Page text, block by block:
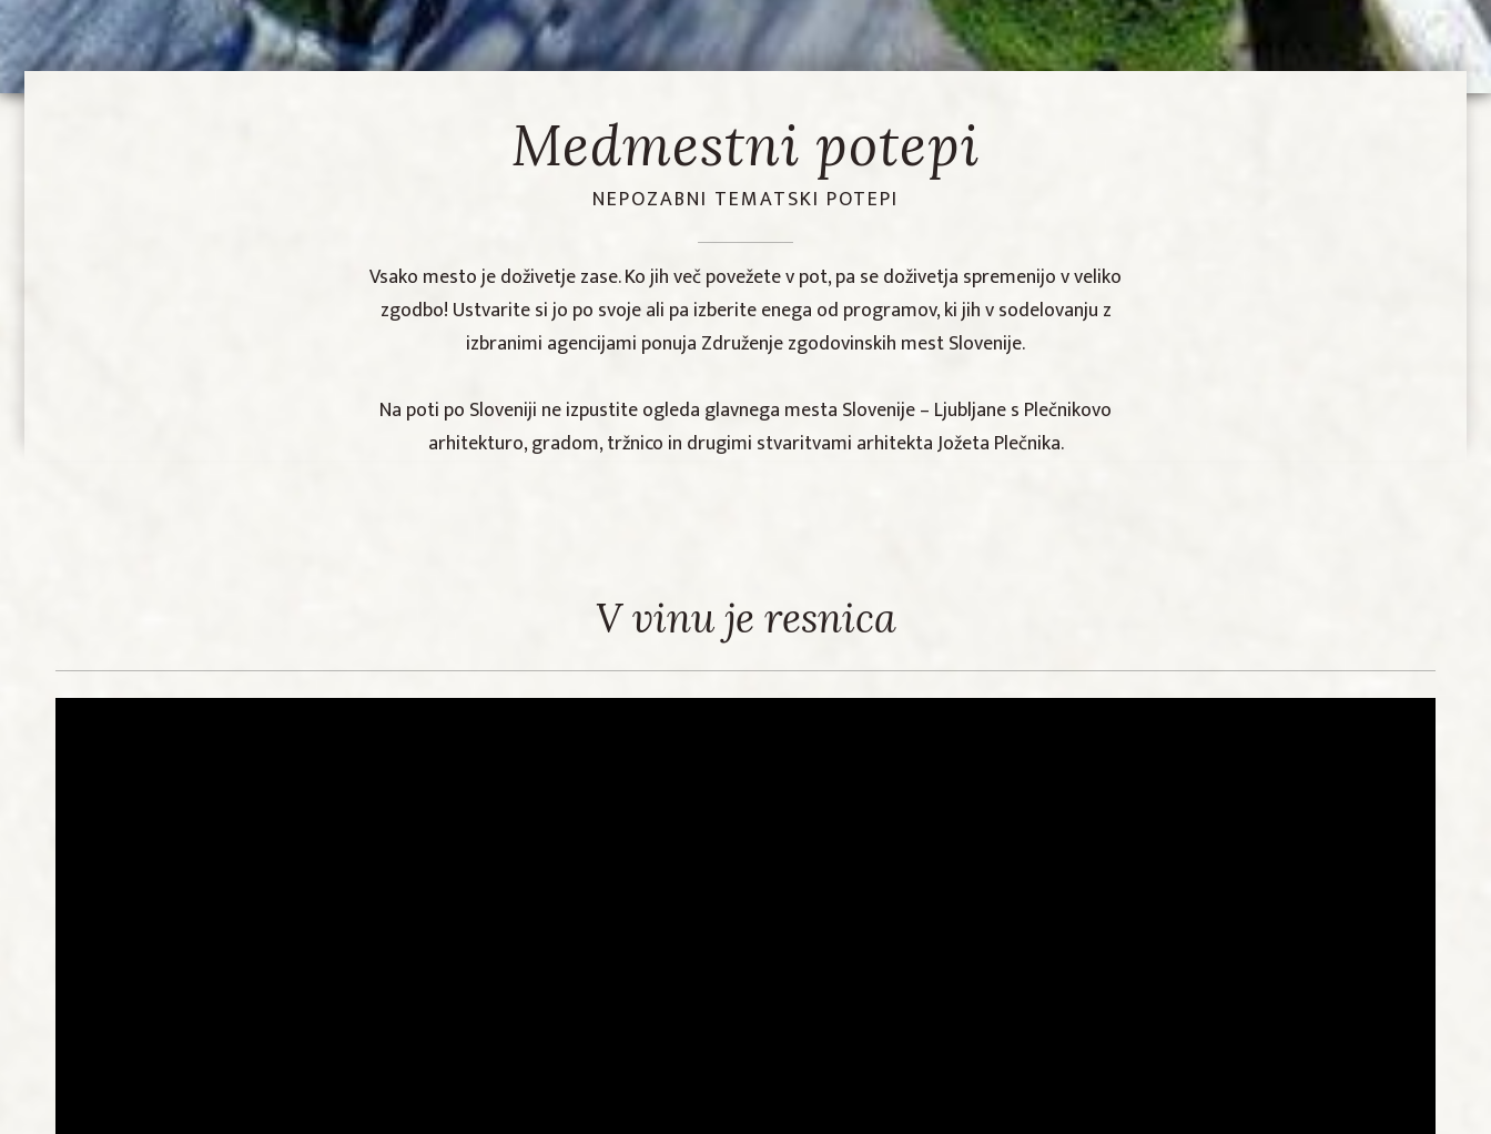
Medmestni potepi
NEPOZABNI TEMATSKI POTEPI
Vsako mesto je doživetje zase. Ko jih več povežete v pot, pa se doživetja spremenijo v veliko
zgodbo! Ustvarite si jo po svoje ali pa izberite enega od programov, ki jih v sodelovanju z
izbranimi agencijami ponuja Združenje zgodovinskih mest Slovenije.
Na poti po Sloveniji ne izpustite ogleda glavnega mesta Slovenije – Ljubljane s Plečnikovo
arhitekturo, gradom, tržnico in drugimi stvaritvami arhitekta Jožeta Plečnika.
V vinu je resnica